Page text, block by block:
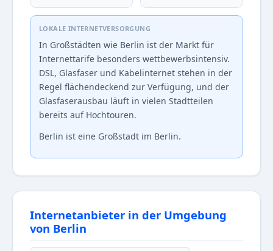
LOKALE INTERNETVERSORGUNG
In Großstädten wie Berlin ist der Markt für
Internettarife besonders wettbewerbsintensiv.
DSL, Glasfaser und Kabelinternet stehen in der
Regel flächendeckend zur Verfügung, und der
Glasfaserausbau läuft in vielen Stadtteilen
bereits auf Hochtouren.
Berlin ist eine Großstadt im Berlin.
Internetanbieter in der Umgebung
von Berlin